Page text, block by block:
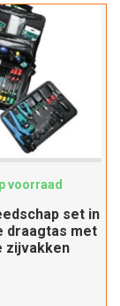
19062046
voorraad
set in
draagtas met
zijvakken